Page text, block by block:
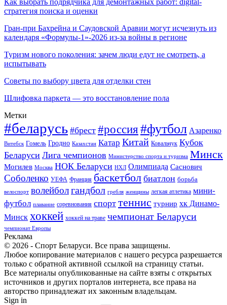
стратегия поиска и оценки
Гран-при Бахрейна и Саудовской Аравии могут исчезнуть из
календаря «Формулы-1»-2026 из-за войны в регионе
Туризм нового поколения: зачем люди едут не смотреть, а
испытывать
Советы по выбору цвета для отделки стен
Шлифовка паркета — это восстановление пола
Метки
#беларусь #брест #россия#футбол Азаренко
Витебск Гомель Гродно Казахстан Катар Китай Ковальчук Кубок
Беларуси Лига чемпионов Министерство спорта и туризма Минск
Могилев Москва НОК Беларуси НХЛ Олимпиада Саснович
Соболенко УЕФА Франция баскетбол биатлон борьба
велоспорт волейболгандбол гребля женщины легкая атлетика мини-
футбол плавание соревнования спорт теннис турнир хк Динамо-
Минск хоккей хоккей на траве чемпионат Беларуси
чемпионат Европы
Реклама
© 2026 - Спорт Беларуси. Все права защищены.
Любое копирование материалов с нашего ресурса разрешается
только с обратной активной ссылкой на страницу статьи.
Все материалы опубликованные на сайте взяты с открытых
источников и других порталов интернета, все права на
авторство принадлежат их законным владельцам.
Sign in